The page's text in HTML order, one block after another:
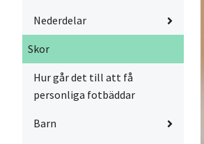
Nederdelar
Skor
Hur går det till att få
personliga fotbäddar
Barn